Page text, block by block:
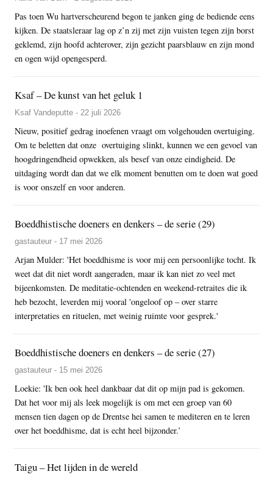
Pas toen Wu hartverscheurend begon te janken ging de bediende eens
kijken. De staatsleraar lag op z’n zij met zijn vuisten tegen zijn borst
geklemd, zijn hoofd achterover, zijn gezicht paarsblauw en zijn mond
en ogen wijd opengesperd.
Ksaf – De kunst van het geluk 1
Ksaf Vandeputte - 22 juli 2026
Nieuw, positief gedrag inoefenen vraagt om volgehouden overtuiging.
Om te beletten dat onze overtuiging slinkt, kunnen we een gevoel van
hoogdringendheid opwekken, als besef van onze eindigheid. De
uitdaging wordt dan dat we elk moment benutten om te doen wat goed
is voor onszelf en voor anderen.
Boeddhistische doeners en denkers – de serie (29)
gastauteur - 17 mei 2026
Arjan Mulder: 'Het boeddhisme is voor mij een persoonlijke tocht. Ik
weet dat dit niet wordt aangeraden, maar ik kan niet zo veel met
bijeenkomsten. De meditatie-ochtenden en weekend-retraites die ik
heb bezocht, leverden mij vooral 'ongeloof op – over starre
interpretaties en rituelen, met weinig ruimte voor gesprek.'
Boeddhistische doeners en denkers – de serie (27)
gastauteur - 15 mei 2026
Loekie: 'Ik ben ook heel dankbaar dat dit op mijn pad is gekomen.
Dat het voor mij als leek mogelijk is om met een groep van 60
mensen tien dagen op de Drentse hei samen te mediteren en te leren
over het boeddhisme, dat is echt heel bijzonder.’
Taigu – Het lijden in de wereld